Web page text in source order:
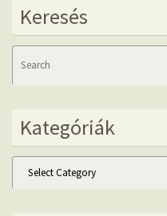
Keresés
Kategóriák
Kategóriák